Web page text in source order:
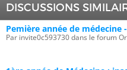
DISCUSSIONS
Pemière année de médecine
Par invite0c593730 dans le forum